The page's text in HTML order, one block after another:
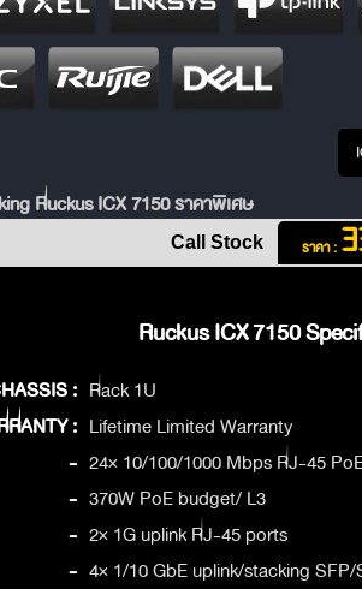
Ruckus ICX 7150 ราคาพิเศษ
ราคา :
Call Stock
Ruckus ICX 7150
: Rack 1U
: Lifetime Limited Warranty
- 24× 10/100/1000 Mbps RJ-45
- 370W PoE budget/ L3
- 2× 1G uplink RJ-45 ports
- 4× 1/10 GbE uplink/stacking